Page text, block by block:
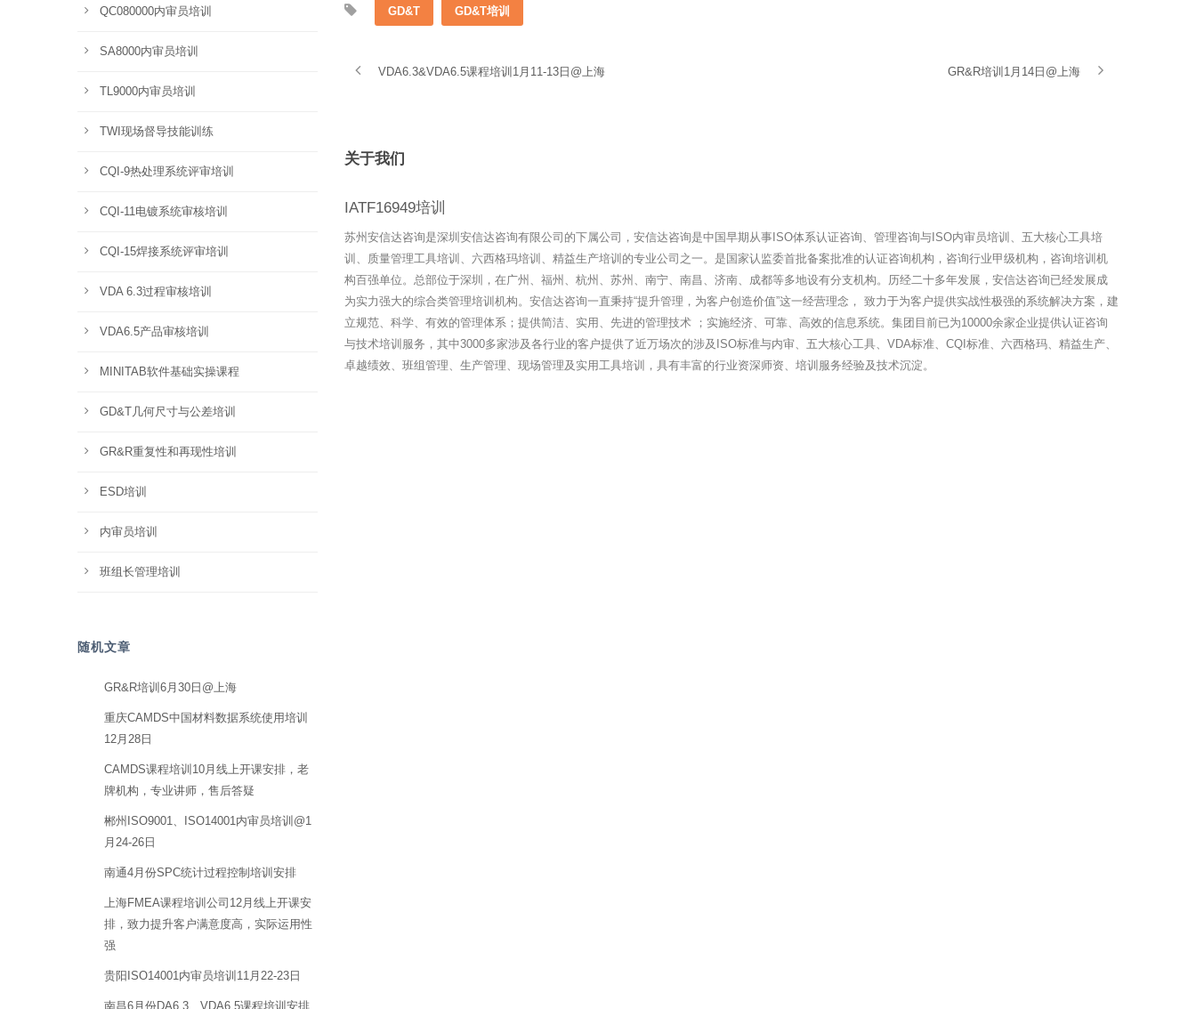
GD&T GD&T培训
VDA6.3&VDA6.5课程培训1月11-13日@上海 GR&R培训1月14日@上海
关于我们
IATF16949培训
苏州安信达咨询是深圳安信达咨询有限公司的下属公司，安信达咨询是中国早期从事ISO体系认证咨询、管理咨询与ISO内审员培训、五大核心工具培
训、质量管理工具培训、六西格玛培训、精益生产培训的专业公司之一。是国家认监委首批备案批准的认证咨询机构，咨询行业甲级机构，咨询培训机
构百强单位。总部位于深圳，在广州、福州、杭州、苏州、南宁、南昌、济南、成都等多地设有分支机构。历经二十多年发展，安信达咨询已经发展成
为实力强大的综合类管理培训机构。安信达咨询一直秉持“提升管理，为客户创造价值”这一经营理念， 致力于为客户提供实战性极强的系统解决方案，建
立规范、科学、有效的管理体系；提供简洁、实用、先进的管理技术 ；实施经济、可靠、高效的信息系统。集团目前已为10000余家企业提供认证咨询
与技术培训服务，其中3000多家涉及各行业的客户提供了近万场次的涉及ISO标准与内审、五大核心工具、VDA标准、CQI标准、六西格玛、精益生产、
卓越绩效、班组管理、生产管理、现场管理及实用工具培训，具有丰富的行业资深师资、培训服务经验及技术沉淀。
QC080000内审员培训
SA8000内审员培训
TL9000内审员培训
TWI现场督导技能训练
CQI-9热处理系统评审培训
CQI-11电镀系统审核培训
CQI-15焊接系统评审培训
VDA 6.3过程审核培训
VDA6.5产品审核培训
MINITAB软件基础实操课程
GD&T几何尺寸与公差培训
GR&R重复性和再现性培训
ESD培训
内审员培训
班组长管理培训
随机文章
GR&R培训6月30日@上海
重庆CAMDS中国材料数据系统使用培训
12月28日
CAMDS课程培训10月线上开课安排，老
牌机构，专业讲师，售后答疑
郴州ISO9001、ISO14001内审员培训@1
月24-26日
南通4月份SPC统计过程控制培训安排
上海FMEA课程培训公司12月线上开课安
排，致力提升客户满意度高，实际运用性
强
贵阳ISO14001内审员培训11月22-23日
南昌6月份DA6.3、VDA6.5课程培训安排